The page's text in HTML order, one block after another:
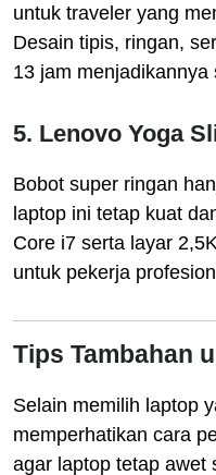
untuk traveler yang
Desain tipis, ringan,
13 jam
5. Lenovo Yoga
Bobot super ringan
laptop ini tetap kuat
Core i7 serta layar
untuk pekerja
Tips Tambahan
Selain memilih laptop
memperhatikan cara
agar laptop tetap awet